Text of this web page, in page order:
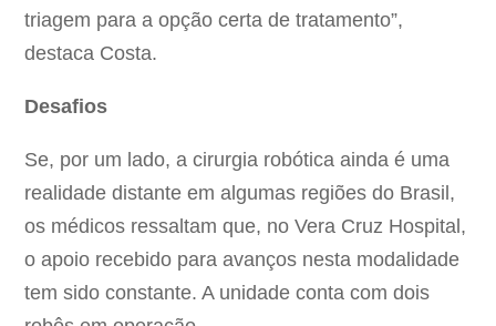
triagem para a opção certa de tratamento”,
destaca Costa.
Desafios
Se, por um lado, a cirurgia robótica ainda é uma
realidade distante em algumas regiões do Brasil,
os médicos ressaltam que, no Vera Cruz Hospital,
o apoio recebido para avanços nesta modalidade
tem sido constante. A unidade conta com dois